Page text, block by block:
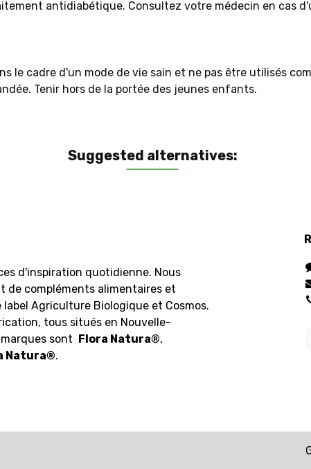
antidiabétique. Consultez votre médecin en cas
le cadre d'un mode de vie sain et ne pas être utilisés
Tenir hors de la portée des jeunes enfants.
Suggested alternatives:
d'inspiration quotidienne. Nous
de compléments alimentaires et
label Agriculture Biologique et Cosmos.
tous situés en Nouvelle-
sont
Flora Natura®,
Natura®.